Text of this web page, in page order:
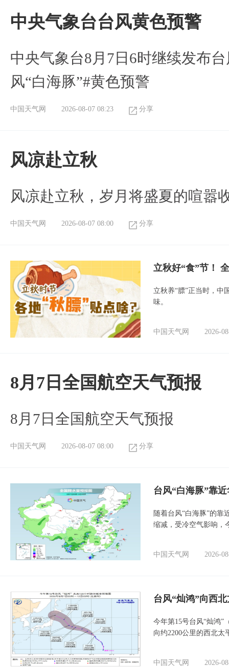
​中央气象台台风黄色预警
中央气象台8月7日6时继续发布
风“白海豚”#黄色预警
中国天气网 2026-08-07 08:23 分享
风凉赴立秋
风凉赴立秋，岁月将盛夏的喧嚣
中国天气网 2026-08-07 08:00 分享
立秋好“食”节！
立秋养“膘”正当时，中
味。
中国天气网 2026-
8月7日全国航空天气预报
8月7日全国航空天气预报
中国天气网 2026-08-07 08:00 分享
台风“白海豚”靠
随着台风“白海豚”的靠
缩减，受冷空气影响，
中国天气网 2026-
台风“灿鸿”向西
今年第15号台风“灿鸿”
向约2200公里的西北太
中国天气网 2026-